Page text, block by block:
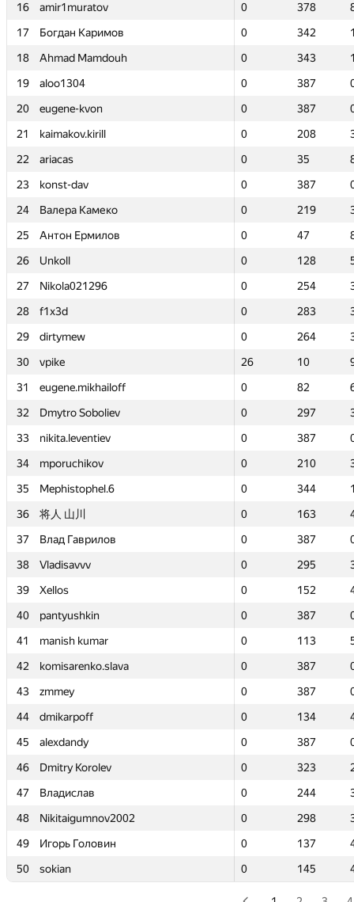
16
amir1muratov 0 378
17
Богдан Каримов 0 342
18
Ahmad Mamdouh 0 343
19
aloo1304 0 387
20
eugene-kvon 0 387
21
kaimakov.kirill 0 208
22
ariacas 0 35
23
konst-dav 0 387
24
Валера Камеко 0 219
25
Антон Ермилов 0 47
26
Unkoll 0 128
27
Nikola021296 0 254
28
f1x3d 0 283
29
dirtymew 0 264
30
vpike 26 10
31
eugene.mikhailoff 0 82
32
Dmytro Soboliev 0 297
33
nikita.leventiev 0 387
34
mporuchikov 0 210
35
Mephistophel.6 0 344
36
将人 山川 0 163
37
Влад Гаврилов 0 387
38
Vladisavvv 0 295
39
Xellos 0 152
40
pantyushkin 0 387
41
manish kumar 0 113
42
komisarenko.slava 0 387
43
zmmey 0 387
44
dmikarpoff 0 134
45
alexdandy 0 387
46
Dmitry Korolev 0 323
47
Владислав 0 244
48
Nikitaigumnov2002 0 298
49
Игорь Головин 0 137
50
sokian 0 145
16
amir1muratov 0 378
17
Богдан Каримов 0 342
18
Ahmad Mamdouh 0 343
19
aloo1304 0 387
20
eugene-kvon 0 387
21
kaimakov.kirill 0 208
22
ariacas 0 35
23
konst-dav 0 387
24
Валера Камеко 0 219
25
Антон Ермилов 0 47
26
Unkoll 0 128
27
Nikola021296 0 254
28
f1x3d 0 283
29
dirtymew 0 264
30
vpike 26 10
31
eugene.mikhailoff 0 82
32
Dmytro Soboliev 0 297
33
nikita.leventiev 0 387
34
mporuchikov 0 210
35
Mephistophel.6 0 344
36
将人 山川 0 163
37
Влад Гаврилов 0 387
38
Vladisavvv 0 295
39
Xellos 0 152
40
pantyushkin 0 387
41
manish kumar 0 113
42
komisarenko.slava 0 387
43
zmmey 0 387
44
dmikarpoff 0 134
45
alexdandy 0 387
46
Dmitry Korolev 0 323
47
Владислав 0 244
48
Nikitaigumnov2002 0 298
49
Игорь Головин 0 137
50
sokian 0 145